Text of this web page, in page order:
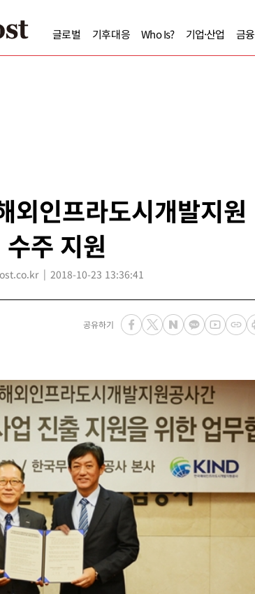
글로벌 기후대응 Who Is? 기업·산업 금융
외인프라도시개발지원
주 지원
2018-10-23 13:36:41
공유하기